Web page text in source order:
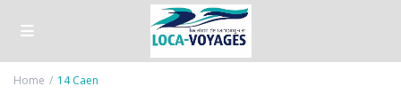
Home 14 Caen